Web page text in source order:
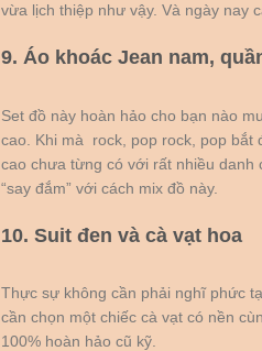
vừa lịch thiệp như vậy. Và ngày nay
9. Áo khoác Jean nam,
Set đồ này hoàn hảo cho bạn nào
cao. Khi mà rock, pop rock, pop bắt
cao chưa từng có với rất nhiều danh
“say đắm” với cách mix đồ này.
10. Suit đen và cà vạt hoa
Thực sự không cần phải nghĩ phức
cần chọn một chiếc cà vạt có nền
100% hoàn hảo cũ kỹ.